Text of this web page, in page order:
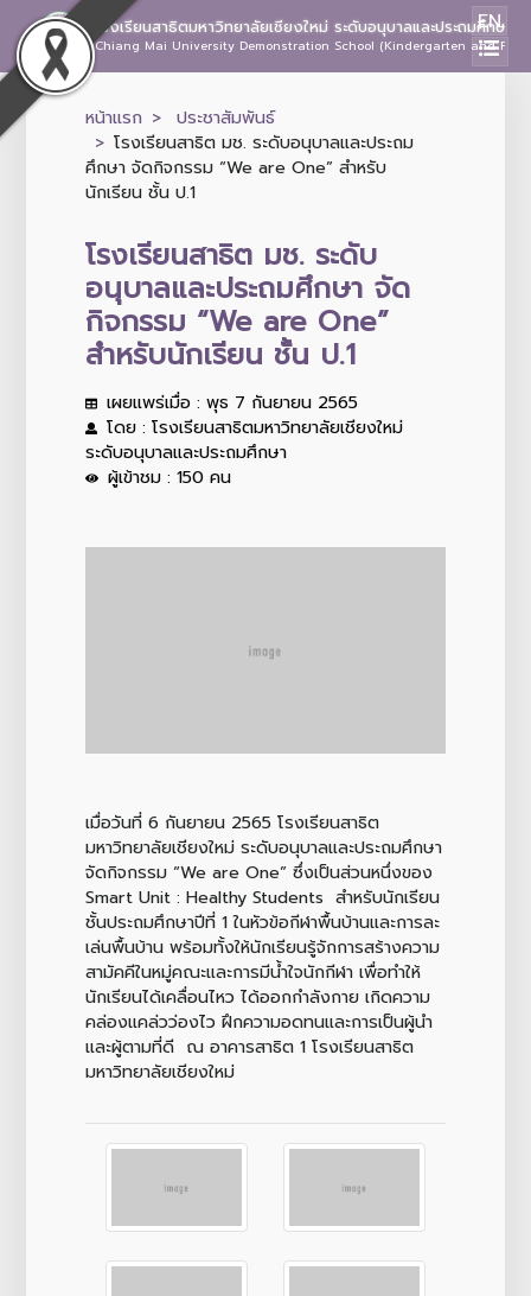
โรงเรียนสาธิตมหาวิทยาลัยเชียงใหม่ ระดับอนุบาลและประถมศึกษา
Chiang Mai University Demonstration School (Kindergarten and
EN
หน้าแรก
ประชาสัมพันธ์
โรงเรียนสาธิต มช. ระดับอนุบาลและประถม
ศึกษา จัดกิจกรรม “We are One” สำหรับ
นักเรียน ชั้น ป.1
โรงเรียนสาธิต มช. ระดับ
อนุบาลและประถมศึกษา จัด
กิจกรรม “We are One”
สำหรับนักเรียน ชั้น ป.1
เผยแพร่เมื่อ : พุธ 7 กันยายน 2565
โดย : โรงเรียนสาธิตมหาวิทยาลัยเชียงใหม่
ระดับอนุบาลและประถมศึกษา
ผู้เข้าชม : 150 คน
เมื่อวันที่ 6 กันยายน 2565 โรงเรียนสาธิต
มหาวิทยาลัยเชียงใหม่ ระดับอนุบาลและประถมศึกษา
จัดกิจกรรม “We are One” ซึ่งเป็นส่วนหนึ่งของ
Smart Unit : Healthy Students สำหรับนักเรียน
ชั้นประถมศึกษาปีที่ 1 ในหัวข้อกีฬาพื้นบ้านและการละ
เล่นพื้นบ้าน พร้อมทั้งให้นักเรียนรู้จักการสร้างความ
สามัคคีในหมู่คณะและการมีน้ำใจนักกีฬา เพื่อทำให้
นักเรียนได้เคลื่อนไหว ได้ออกกำลังกาย เกิดความ
คล่องแคล่วว่องไว ฝึกความอดทนและการเป็นผู้นำ
และผู้ตามที่ดี ณ อาคารสาธิต 1 โรงเรียนสาธิต
มหาวิทยาลัยเชียงใหม่